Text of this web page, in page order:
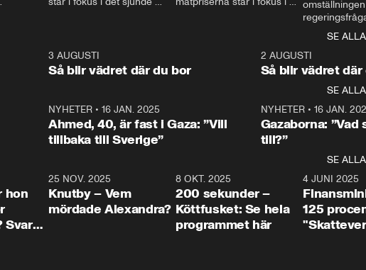
Ska vi
förstås
kommentator My
Rohwedder ställer
utbildnings- och
Mohamsson till svars.
Rohwedder ställer
statsminister Ulf Kristersson
centrum i
avsnittet av
Makten”. Se
Aftonbladets
Rohwedder
Thand Ring
SE ALLA
3 AUGUSTI
Så blir vädret där du bor
2 AUGUSTI
Så blir vädret där
SE ALLA
NYHETER• 16 JAN. 2025
Ahmed, 40, är fast i Gaza: ”Vill
tillbaka till Sverige”
NYHETER• 16 JAN.
Gazaborna:
till?”
SE ALLA
hon
Svar
31:05
25 NOV. 2025
Knutby – Vem
mördade Alexandra?
4:29
8 OKT. 2025
200 sekunder –
Köttfusket: Se hela
programmet här
4 JUNI 2025
125